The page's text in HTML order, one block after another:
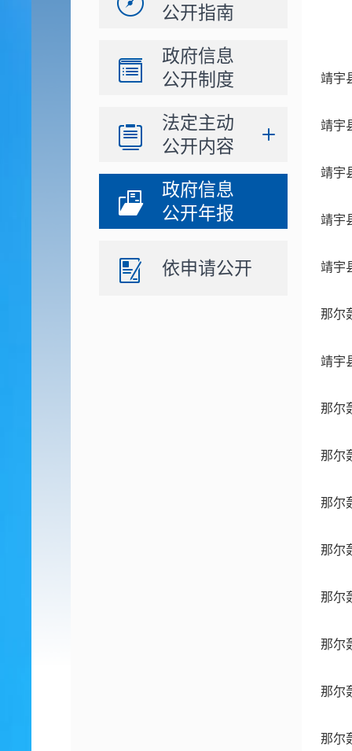
公开指南
政府信息
公开制度
法定主动
公开内容
政府信息
公开年报
依申请公开
靖宇
靖宇
靖宇
靖宇
靖宇
那尔
靖宇
那尔
那尔
那尔
那尔
那尔
那尔
那尔
那尔